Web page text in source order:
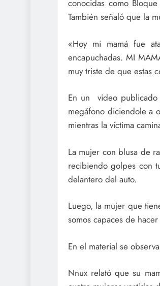
conocidas como
También señaló que la
«Hoy mi mamá fue
encapuchadas. MI
muy triste de que estas
En un video publicado
megáfono diciendole a
mientras la víctima
La mujer con blusa de
recibiendo golpes con
delantero del auto.
Luego, la mujer que
somos capaces de hacer
En el material se
Nnux relató que su